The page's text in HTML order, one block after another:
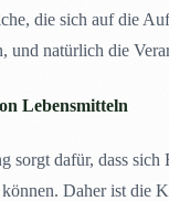
die sich auf die
und natürlich die
Lebensmitteln
sorgt dafür, dass sich
Daher ist die